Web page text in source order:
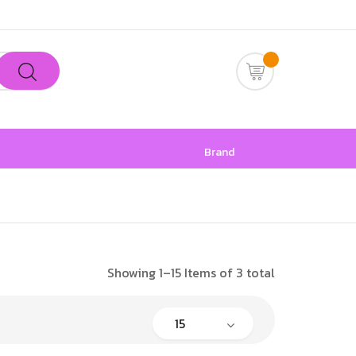
Brand
Showing 1–15 Items of 3 total